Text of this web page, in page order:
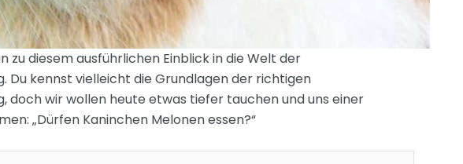
zu diesem ausführlichen Einblick in die Welt der
Du kennst vielleicht die Grundlagen der richtigen
doch wir wollen heute etwas tiefer tauchen und uns einer
„Dürfen Kaninchen Melonen essen?“